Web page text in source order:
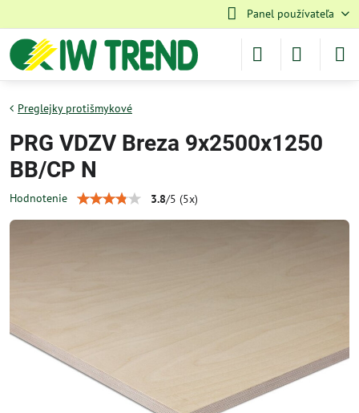
Panel používateľa
Preglejky protišmykové
PRG VDZV Breza 9x2500x1250
BB/CP N
Hodnotenie 3.8/5 (5x)